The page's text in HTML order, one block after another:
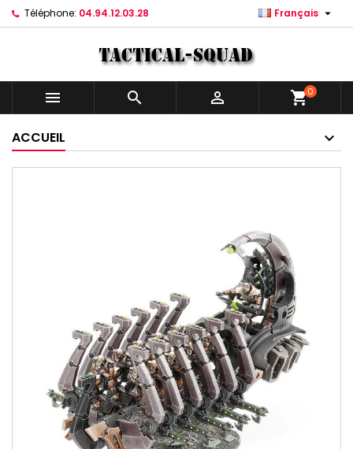
Téléphone: 04.94.12.03.28 Français 
   shopping_cart0
ACCUEIL